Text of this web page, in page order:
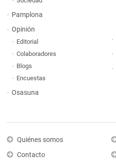
Pamplona
Opinión
Editorial
Colaboradores
Blogs
Encuestas
Osasuna
Quiénes somos
Contacto